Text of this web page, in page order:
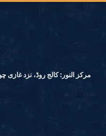
مرکز النور: کالج روڈ، نزد غازی